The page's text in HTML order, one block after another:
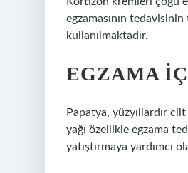
egzamasının
kullanılmaktadır.
EGZAMA
Papatya, yüzyıllardır
yağı özellikle egzama
yatıştırmaya yardımcı